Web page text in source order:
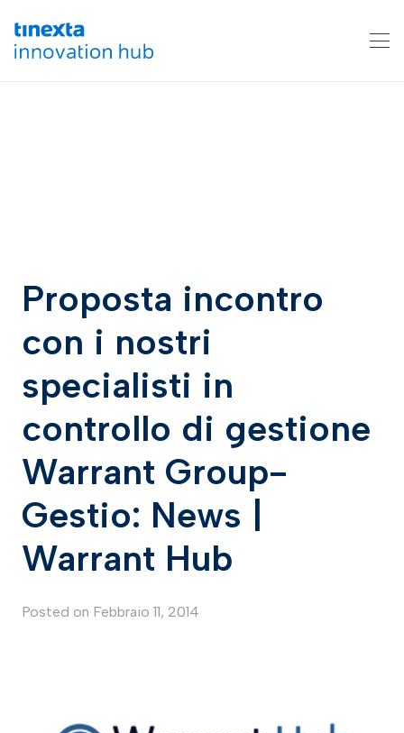
Proposta incontro
con i nostri
specialisti in
controllo di gestione
Warrant Group-
Gestio: News |
Warrant Hub
Posted on Febbraio 11, 2014